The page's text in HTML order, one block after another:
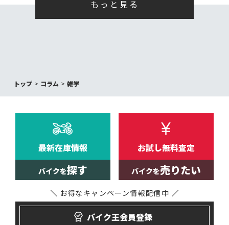
もっと見る
トップ コラム 雑学
最新在庫情報
バイクを探す
お試し無料査定
バイクを売りたい
バイク王会員登録
お得なキャンペーン情報配信中